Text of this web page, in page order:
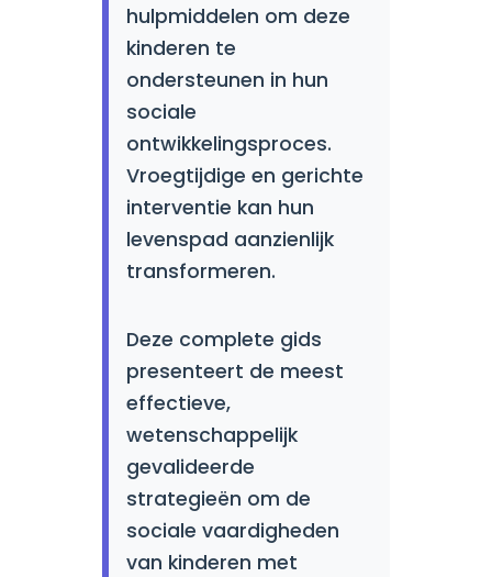
hulpmiddelen om deze
kinderen te
ondersteunen in hun
sociale
ontwikkelingsproces.
Vroegtijdige en gerichte
interventie kan hun
levenspad aanzienlijk
transformeren.
Deze complete gids
presenteert de meest
effectieve,
wetenschappelijk
gevalideerde
strategieën om de
sociale vaardigheden
van kinderen met